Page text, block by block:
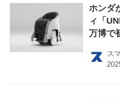
電動バイク
電動キックボー
ホンダ
ィ「
万博で
ス